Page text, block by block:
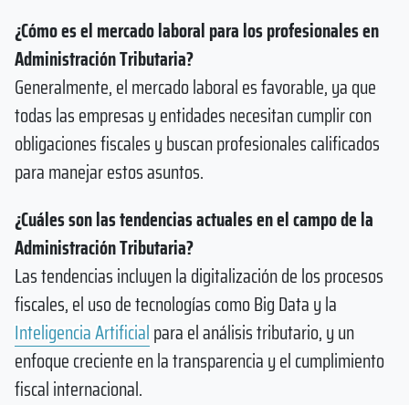
¿Cómo es el mercado laboral para los profesionales en
Administración Tributaria?
Generalmente, el mercado laboral es favorable, ya que
todas las empresas y entidades necesitan cumplir con
obligaciones fiscales y buscan profesionales calificados
para manejar estos asuntos.
¿Cuáles son las tendencias actuales en el campo de la
Administración Tributaria?
Las tendencias incluyen la digitalización de los procesos
fiscales, el uso de tecnologías como Big Data y la
Inteligencia Artificialpara el análisis tributario, y un
enfoque creciente en la transparencia y el cumplimiento
fiscal internacional.